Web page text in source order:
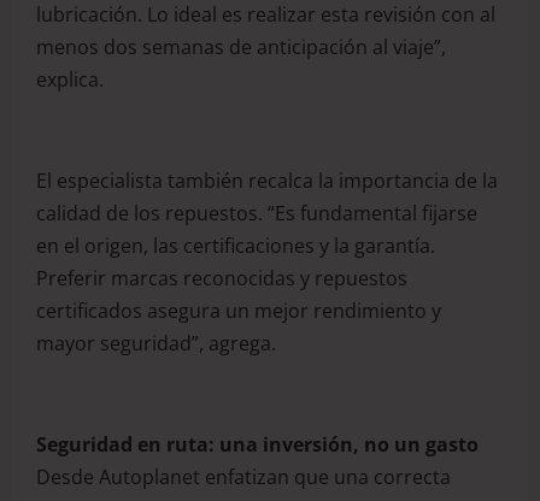
lubricación. Lo ideal es realizar esta revisión con al
menos dos semanas de anticipación al viaje”,
explica.
El especialista también recalca la importancia de la
calidad de los repuestos. “Es fundamental fijarse
en el origen, las certificaciones y la garantía.
Preferir marcas reconocidas y repuestos
certificados asegura un mejor rendimiento y
mayor seguridad”, agrega.
Seguridad en ruta: una inversión, no un gasto
Desde Autoplanet enfatizan que una correcta